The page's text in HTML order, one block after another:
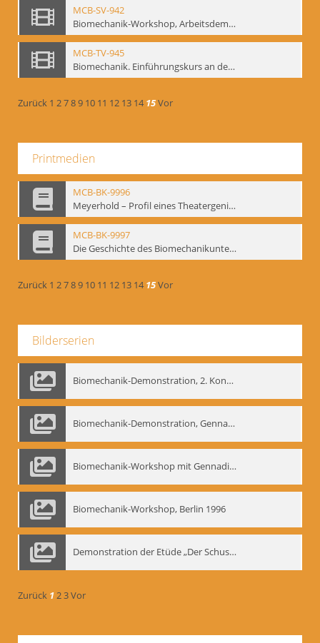
MCB-SV-942
Biomechanik-Workshop, Arbeitsdemonstration in der Staatsoper unter den Linden 2002
MCB-TV-945
Biomechanik. Einführungskurs an der HfS "Ernst Busch" 1995 (Vorarbeiten zu den Inszenierungen von T. Ostermeier u. Chr. v. Treskow). Teil 2
Zurück 1 2789 10 11 12 13 14 15Vor
Printmedien
MCB-BK-9996
Meyerhold – Profil eines Theatergenies. Vortrag. Arbeitsdemonstration - interne Signatur: BM-prt-203
MCB-BK-9997
Die Geschichte des Biomechanikunterrichts im Theater der Satire - interne Signatur: BM-prt-204
Zurück 1 2789 10 11 12 13 14 15Vor
Bilderserien
Biomechanik-Demonstration, 2. Kongress der EMF, Mai 1995
Biomechanik-Demonstration, Gennadij Bogdanow im Berliner Ensemble, 04.10.1991
Biomechanik-Workshop mit Gennadij Nikolajewitsch Bogdanow im Mime Centrum Berlin, 1991
Biomechanik-Workshop, Berlin 1996
Demonstration der Etüde „Der Schuss mit dem Bogen“ durch Gennadij Nikolajewitsch Bogdanow, Berlin 1991
Zurück 123Vor